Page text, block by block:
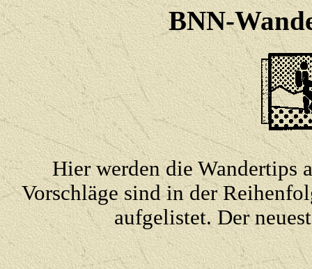
BNN-
Hier werden die Wandertips
Vorschläge sind in der
aufgelistet. Der